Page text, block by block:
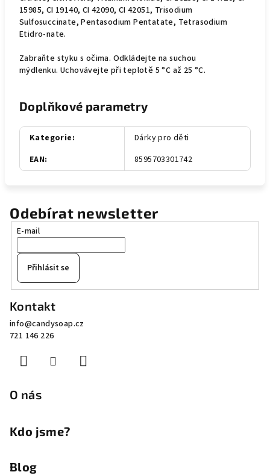
15985, CI 19140, CI 42090, CI 42051, Trisodium
Sulfosuccinate, Pentasodium Pentatate, Tetrasodium
Etidro-nate.
Zabraňte styku s očima. Odkládejte na suchou
mýdlenku. Uchovávejte při teplotě 5 °C až 25 °C.
Doplňkové parametry
Kategorie:
Dárky pro děti
EAN: 8595703301742
Odebírat newsletter
E-mail
Přihlásit se
Kontakt
info@candysoap.cz
721 146 226
O nás
Kdo jsme?
Blog